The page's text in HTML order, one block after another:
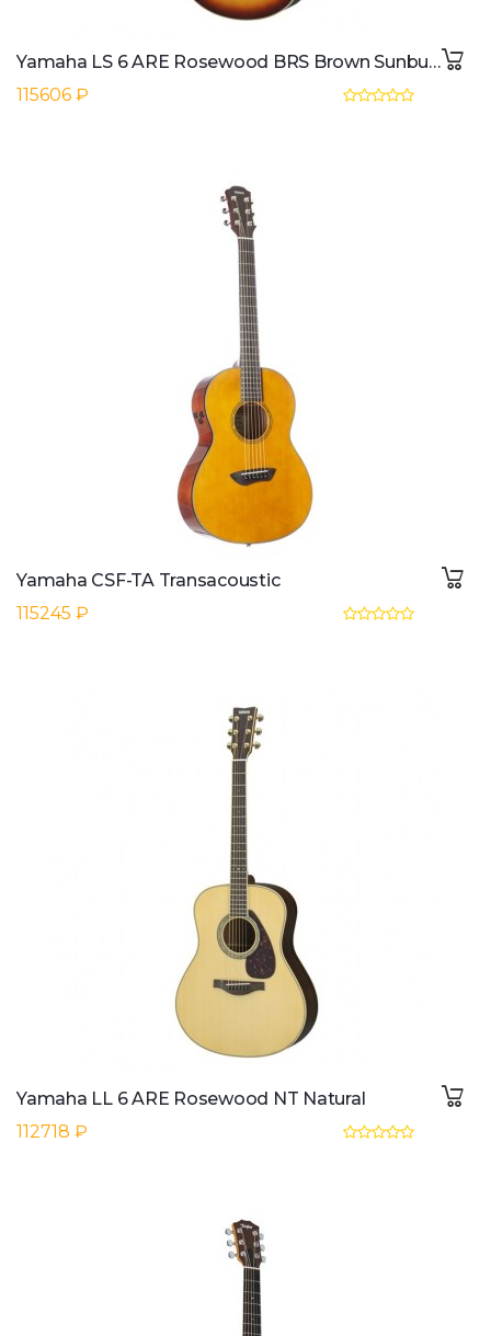
Yamaha LS 6 ARE Rosewood BRS Brown Sunburst
115606 ₽
Yamaha CSF-TA Transacoustic
115245 ₽
Yamaha LL 6 ARE Rosewood NT Natural
112718 ₽